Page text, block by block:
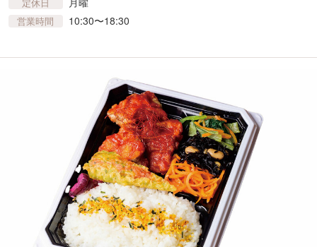
営業時間 10:30〜18:30